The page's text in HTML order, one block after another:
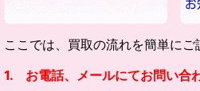
ここでは、買取の流れを簡単に
1. お電話、メールにてお問い合